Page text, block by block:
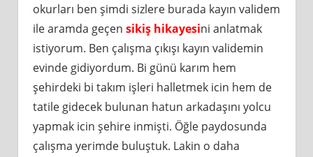
okurları ben şimdi sizlere burada kayın validem
ile aramda geçen sikiş hikayesini anlatmak
istiyorum. Ben çalışma çıkışı kayın validemin
evinde gidiyordum. Bi günü karım hem
şehirdeki bi takım işleri halletmek icin hem de
tatile gidecek bulunan hatun arkadaşını yolcu
yapmak icin şehire inmişti. Öğle paydosunda
çalışma yerimde buluştuk. Lakin o daha